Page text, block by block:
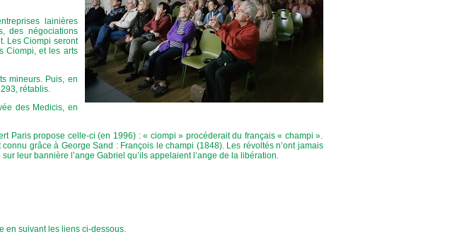
lainières
des négociations
Les Ciompi seront
Ciompi, et les arts
mineurs. Puis, en
rétablis.
des Medicis, en
Paris propose celle-ci (en 1996) : « ciompi » procéderait du français « champi ».
grâce à George Sand : François le champi (1848). Les révoltés n’ont jamais
leur bannière l’ange Gabriel qu’ils appelaient l’ange de la libération.
en suivant les liens ci-dessous.